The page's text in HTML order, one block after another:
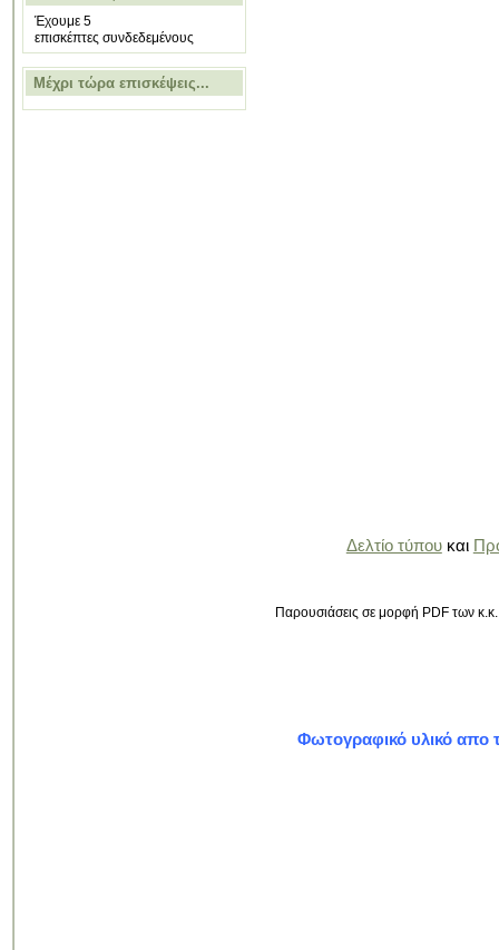
Έχουμε 5
επισκέπτες συνδεδεμένους
Μέχρι τώρα επισκέψεις...
Δελτίο τύπουκαι
Παρουσιάσεις σε μορφή PDF των κ.κ.
Φωτογραφικό υλικό απο